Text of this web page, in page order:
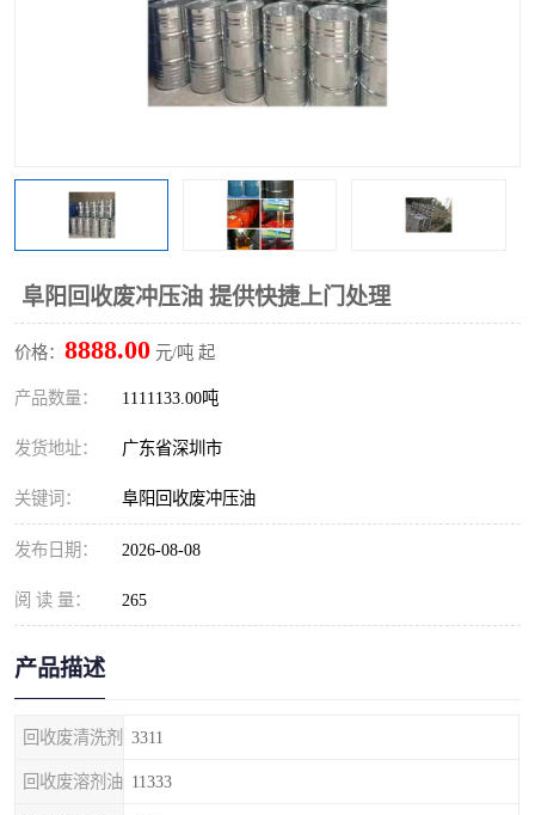
阜阳回收废冲压油 提供快捷上门处理
价格： 8888.00 元/吨 起
产品数量： 1111133.00吨
发货地址： 广东省深圳市
关键词： 阜阳回收废冲压油
发布日期： 2026-08-08
阅 读 量： 265
产品描述
回收废清洗剂 3311
回收废溶剂油 11333